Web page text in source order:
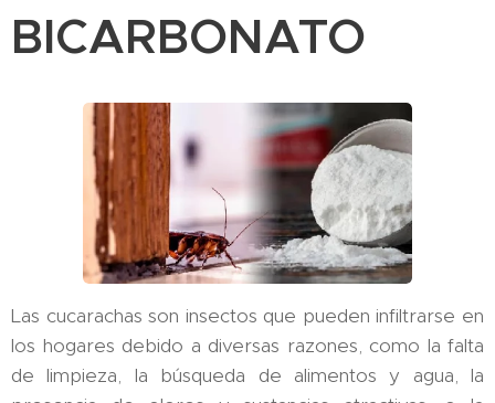
BICARBONATO
Las cucarachas son insectos que pueden infiltrarse en
los hogares debido a diversas razones, como la falta
de limpieza, la búsqueda de alimentos y agua, la